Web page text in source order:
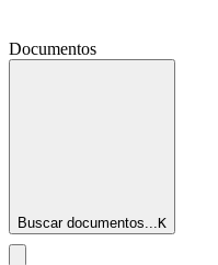
Documentos
Buscar documentos...K